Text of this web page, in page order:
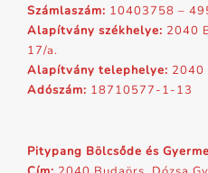
Számlaszám: 10403758 –
Alapítvány székhelye: 2040
17/a.
Alapítvány telephelye: 2040
Adószám: 18710577-1-13
Pitypang Bölcsőde és